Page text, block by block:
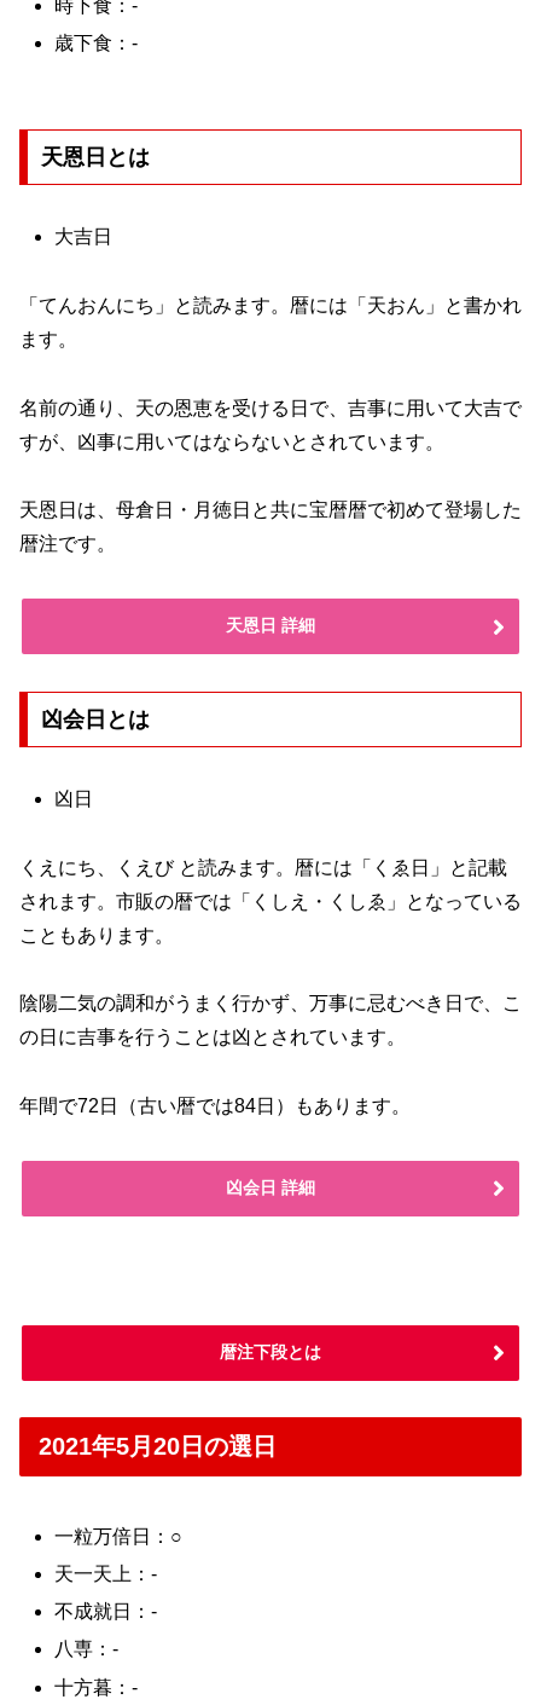
時下食：-
歳下食：-
天恩日とは
大吉日
「てんおんにち」と読みます。暦には「天おん」と書かれ
ます。
名前の通り、天の恩恵を受ける日で、吉事に用いて大吉で
すが、凶事に用いてはならないとされています。
天恩日は、母倉日・月徳日と共に宝暦暦で初めて登場した
暦注です。
天恩日 詳細
凶会日とは
凶日
くえにち、くえび と読みます。暦には「くゑ日」と記載
されます。市販の暦では「くしえ・くしゑ」となっている
こともあります。
陰陽二気の調和がうまく行かず、万事に忌むべき日で、こ
の日に吉事を行うことは凶とされています。
年間で72日（古い暦では84日）もあります。
凶会日 詳細
暦注下段とは
2021年5月20日の選日
一粒万倍日：○
天一天上：-
不成就日：-
八専：-
十方暮：-